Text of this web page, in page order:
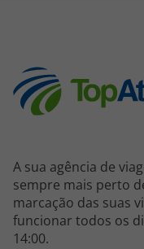
Rede de Lojas
Área de Cliente
A sua agência de
sempre mais perto
marcação das suas
funcionar todos os
14:00.